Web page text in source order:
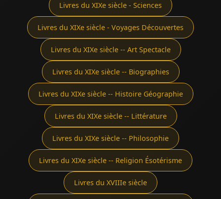
Livres du XIXe siècle - Sciences
Livres du XIXe siècle - Voyages Découvertes
Livres du XIXe siècle -- Art Spectacle
Livres du XIXe siècle -- Biographies
Livres du XIXe siècle -- Histoire Géographie
Livres du XIXe siècle -- Littérature
Livres du XIXe siècle -- Philosophie
Livres du XIXe siècle -- Religion Ésotérisme
Livres du XVIIIe siècle